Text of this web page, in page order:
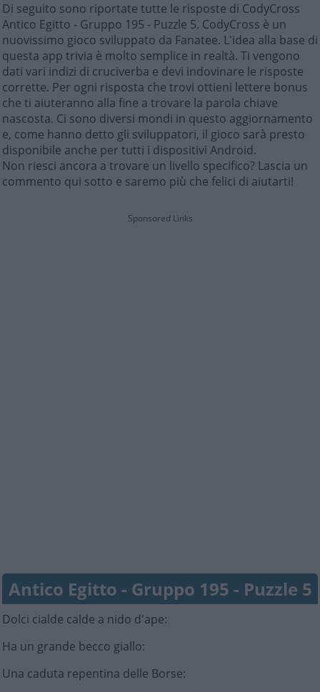
Di seguito sono riportate tutte le risposte di CodyCross
Antico Egitto - Gruppo 195 - Puzzle 5. CodyCross è un
nuovissimo gioco sviluppato da Fanatee. L'idea alla base di
questa app trivia è molto semplice in realtà. Ti vengono
dati vari indizi di cruciverba e devi indovinare le risposte
corrette. Per ogni risposta che trovi ottieni lettere bonus
che ti aiuteranno alla fine a trovare la parola chiave
nascosta. Ci sono diversi mondi in questo aggiornamento
e, come hanno detto gli sviluppatori, il gioco sarà presto
disponibile anche per tutti i dispositivi Android.
Non riesci ancora a trovare un livello specifico? Lascia un
commento qui sotto e saremo più che felici di aiutarti!
Sponsored Links
Antico Egitto - Gruppo 195 - Puzzle 5
Dolci cialde calde a nido d'ape:
Ha un grande becco giallo:
Una caduta repentina delle Borse: